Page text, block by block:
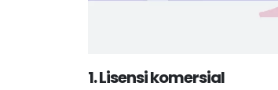
1. Lisensi komersial